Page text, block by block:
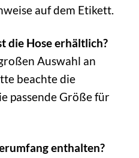
auf dem Etikett.
die Hose erhältlich?
Auswahl an
beachte die
passende Größe für
enthalten?